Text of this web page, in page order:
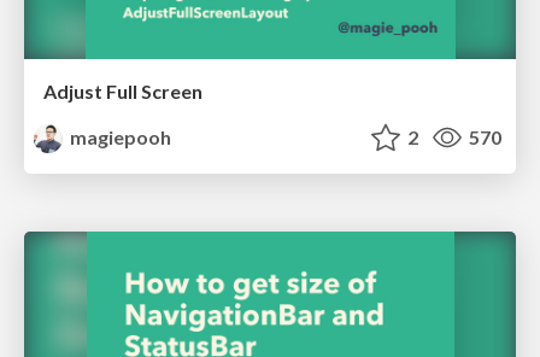
Adjust Full Screen
magiepooh
2 570